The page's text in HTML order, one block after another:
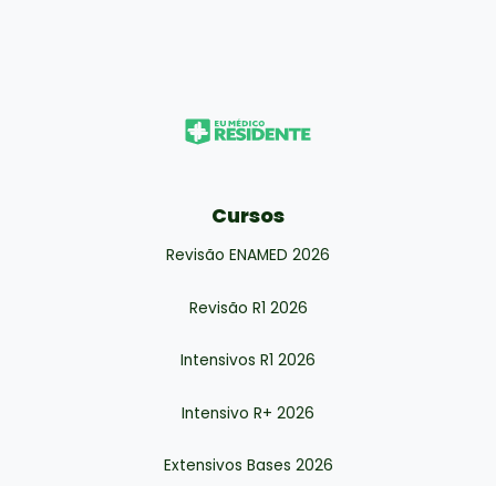
Cursos
Revisão ENAMED 2026
Revisão R1 2026
Intensivos R1 2026
Intensivo R+ 2026
Extensivos Bases 2026